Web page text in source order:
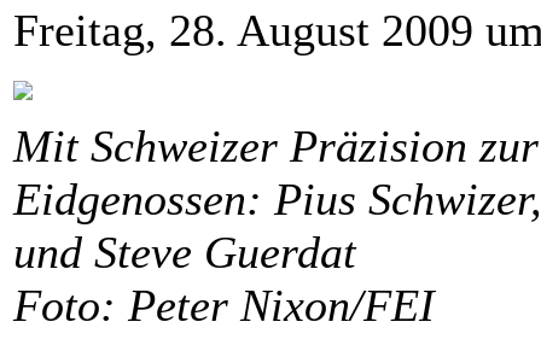
Freitag, 28. August 2009
Mit Schweizer Präzision
Eidgenossen: Pius
und Steve Guerdat
Foto: Peter Nixon/FEI